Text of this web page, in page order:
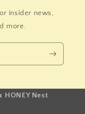
insider news,
more.
HONEY Nest